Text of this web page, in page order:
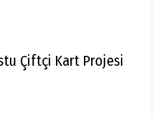
Çiftçi Kart Projesi